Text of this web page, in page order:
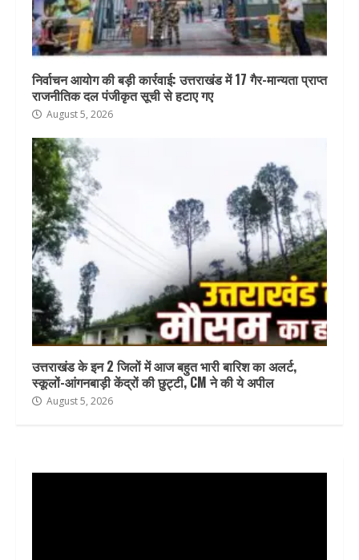
निर्वाचन आयोग की बड़ी कार्रवाई: उत्तराखंड में 17 गैर-मान्यता प्राप्त
राजनीतिक दल पंजीकृत सूची से हटाए गए
August 5, 2026
उत्तराखंड के इन 2 जिलों में आज बहुत भारी बारिश का अलर्ट,
स्कूलों-आंगनबाड़ी केंद्रों की छुट्टी, CM ने की ये अपील
August 5, 2026